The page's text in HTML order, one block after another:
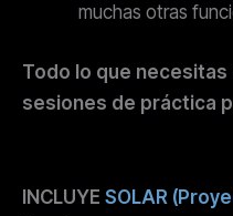
€49,00.
muchas otras
Todo lo que necesitas
sesiones de práctica
INCLUYE SOLAR